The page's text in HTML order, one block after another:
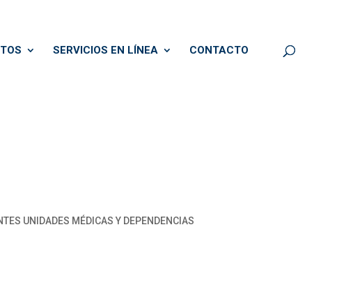
SERVICIOS EN LÍNEA CONTACTO
UNIDADES MÉDICAS Y DEPENDENCIAS